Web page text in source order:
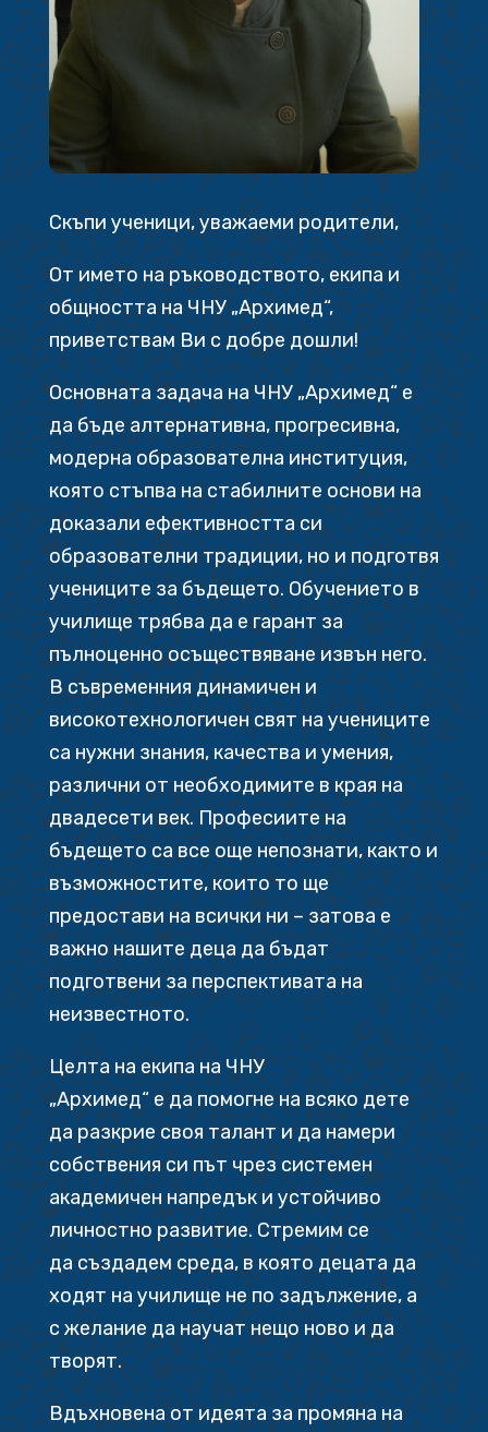
Скъпи ученици, уважаеми родители,
От името на ръководството, екипа и
общността на ЧНУ „Архимед“,
приветствам Ви с добре дошли!
Основната задача на ЧНУ „Архимед“ е
да бъде алтернативна, прогресивна,
модерна образователна институция,
която стъпва на стабилните основи на
доказали ефективността си
образователни традиции, но и подготвя
учениците за бъдещето. Обучението в
училище трябва да е гарант за
пълноценно осъществяване извън него.
В съвременния динамичен и
високотехнологичен свят на учениците
са нужни знания, качества и умения,
различни от необходимите в края на
двадесети век. Професиите на
бъдещето са все още непознати, както и
възможностите, които то ще
предостави на всички ни – затова е
важно нашите деца да бъдат
подготвени за перспективата на
неизвестното.
Целта на екипа на ЧНУ
„Архимед“ е да помогне на всяко дете
да разкрие своя талант и да намери
собствения си път чрез системен
академичен напредък и устойчиво
личностно развитие. Стремим се
да създадем среда, в която децата да
ходят на училище не по задължение, а
с желание да научат нещо ново и да
творят.
Вдъхновена от идеята за промяна на